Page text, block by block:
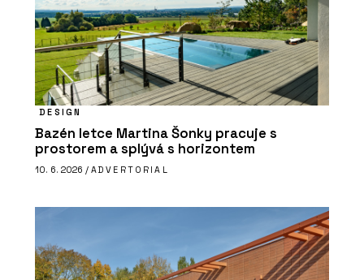
DESIGN
Bazén letce Martina Šonky pracuje s
prostorem a splývá s horizontem
10. 6. 2026 / ADVERTORIAL